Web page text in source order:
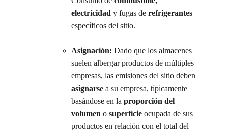
electricidad y fugas de refrigerantes
específicos del sitio.
Asignación: Dado que los almacenes
suelen albergar productos de múltiples
empresas, las emisiones del sitio deben
asignarse a su empresa, típicamente
basándose en la proporción del
volumen o superficie ocupada de sus
productos en relación con el total del